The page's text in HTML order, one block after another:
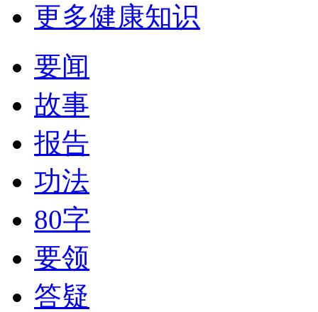
更多健康知识
要闻
故事
报告
功法
80字
要领
答疑